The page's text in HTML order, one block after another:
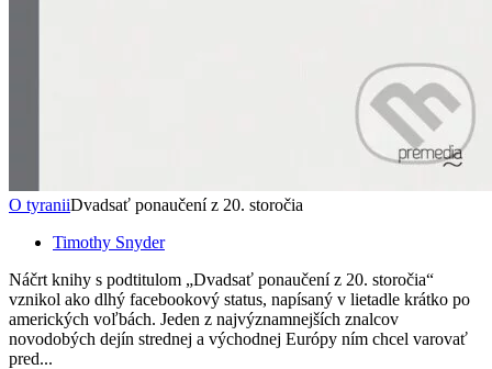
O tyraniiDvadsať ponaučení z 20. storočia
Timothy Snyder
Náčrt knihy s podtitulom „Dvadsať ponaučení z 20. storočia“
vznikol ako dlhý facebookový status, napísaný v lietadle krátko po
amerických voľbách. Jeden z najvýznamnejších znalcov
novodobých dejín strednej a východnej Európy ním chcel varovať
pred...